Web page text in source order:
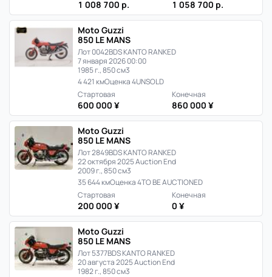
1 008 700 р. 1 058 700 р.
Moto Guzzi
850 LE MANS
Лот 0042BDS KANTO RANKED
7 января 2026 00:00
1985 г., 850 см3
4 421 кмОценка 4UNSOLD
Стартовая
600 000 ¥
Конечная
860 000 ¥
Moto Guzzi
850 LE MANS
Лот 2849BDS KANTO RANKED
22 октября 2025 Auction End
2009 г., 850 см3
35 644 кмОценка 4TO BE AUCTIONED
Стартовая
200 000 ¥
Конечная
0 ¥
Moto Guzzi
850 LE MANS
Лот 5377BDS KANTO RANKED
20 августа 2025 Auction End
1982 г., 850 см3